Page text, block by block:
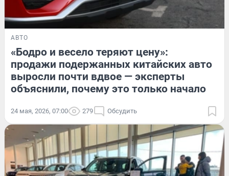
АВТО
«Бодро и весело теряют цену»:
продажи подержанных китайских авто
выросли почти вдвое — эксперты
объяснили, почему это только начало
24 мая, 2026, 07:00 279 Обсудить